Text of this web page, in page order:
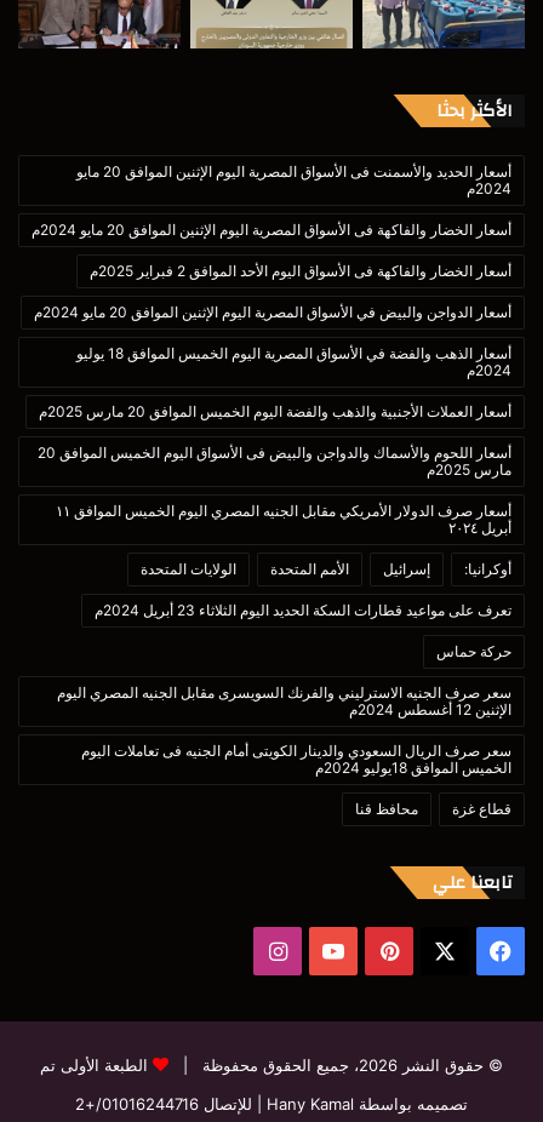
الأكثر بحثا
أسعار الحديد والأسمنت فى الأسواق المصرية اليوم الإثنين الموافق 20 مايو
2024م
أسعار الخضار والفاكهة فى الأسواق المصرية اليوم الإثنين الموافق 20 مايو 2024م
أسعار الخضار والفاكهة فى الأسواق اليوم الأحد الموافق 2 فبراير 2025م
أسعار الدواجن والبيض في الأسواق المصرية اليوم الإثنين الموافق 20 مايو 2024م
أسعار الذهب والفضة في الأسواق المصرية اليوم الخميس الموافق 18 يوليو
2024م
أسعار العملات الأجنبية والذهب والفضة اليوم الخميس الموافق 20 مارس 2025م
أسعار اللحوم والأسماك والدواجن والبيض فى الأسواق اليوم الخميس الموافق 20
مارس 2025م
أسعار صرف الدولار الأمريكي مقابل الجنيه المصري اليوم الخميس الموافق ١١
أبريل ٢٠٢٤
أوكرانيا: إسرائيل الأمم المتحدة الولايات المتحدة
تعرف على مواعيد قطارات السكة الحديد اليوم الثلاثاء 23 أبريل 2024م
حركة حماس
سعر صرف الجنيه الاسترليني والفرنك السويسرى مقابل الجنيه المصري اليوم
الإثنين 12 أغسطس 2024م
سعر صرف الريال السعودي والدينار الكويتى أمام الجنيه فى تعاملات اليوم
الخميس الموافق 18يوليو 2024م
قطاع غزة محافظ قنا
تابعنا علي
فيسبوك بينتيريست‫YouTube
© حقوق النشر 2026، جميع الحقوق محفوظة |
الطبعة الأولى تم
تصميمه بواسطة Hany Kamal
| للإتصال 01016244716/+2